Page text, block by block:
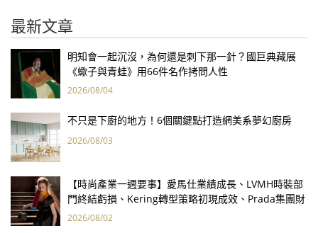
最新文章
明知會一起沉沒，為何還是刺下那一針？國巨典藏展
《蠍子與青蛙》用66件名作拷問人性
2026/08/04
不只是下廚的地方！6個關鍵點打造網美系夢幻廚房
2026/08/03
【時尚產業一週要事】愛馬仕業績成長、LVMH時裝部
門終結虧損、Kering轉型策略初現成效、Prada集團財
報亮眼
2026/08/02